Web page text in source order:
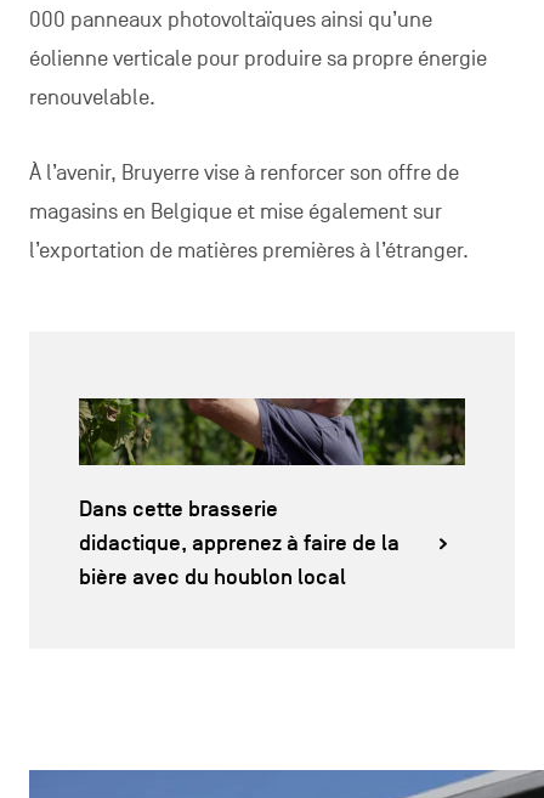
000 panneaux photovoltaïques ainsi qu’une
éolienne verticale pour produire sa propre énergie
renouvelable.
À l’avenir, Bruyerre vise à renforcer son offre de
magasins en Belgique et mise également sur
l’exportation de matières premières à l’étranger.
Dans cette brasserie
didactique, apprenez à faire de la
bière avec du houblon local